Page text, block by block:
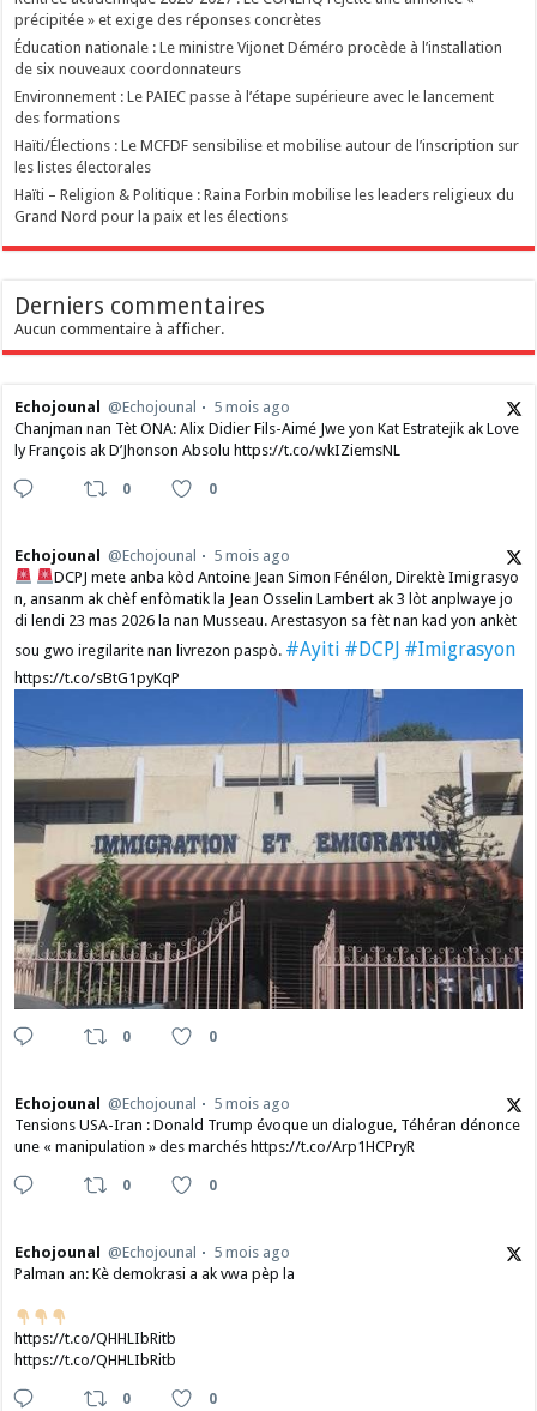
précipitée » et exige des réponses concrètes
Éducation nationale : Le ministre Vijonet Déméro procède à l’installation
de six nouveaux coordonnateurs
Environnement : Le PAIEC passe à l’étape supérieure avec le lancement
des formations
Haïti/Élections : Le MCFDF sensibilise et mobilise autour de l’inscription sur
les listes électorales
Haïti – Religion & Politique : Raina Forbin mobilise les leaders religieux du
Grand Nord pour la paix et les élections
Derniers commentaires
Aucun commentaire à afficher.
Echojounal @Echojounal
5 mois ago
Chanjman nan Tèt ONA: Alix Didier Fils-Aimé Jwe yon Kat Estratejik ak Love
ly François ak D’Jhonson Absolu https://t.co/wkIZiemsNL
0 0
Echojounal @Echojounal
5 mois ago
DCPJ mete anba kòd Antoine Jean Simon Fénélon, Direktè Imigrasyo
n, ansanm ak chèf enfòmatik la Jean Osselin Lambert ak 3 lòt anplwaye jo
di lendi 23 mas 2026 la nan Musseau. Arestasyon sa fèt nan kad yon ankèt
sou gwo iregilarite nan livrezon paspò. #Ayiti #DCPJ #Imigrasyon
https://t.co/sBtG1pyKqP
0 0
Echojounal @Echojounal
5 mois ago
Tensions USA-Iran : Donald Trump évoque un dialogue, Téhéran dénonce
une « manipulation » des marchés https://t.co/Arp1HCPryR
0 0
Echojounal @Echojounal
5 mois ago
Palman an: Kè demokrasi a ak vwa pèp la
https://t.co/QHHLIbRitb
https://t.co/QHHLIbRitb
0 0